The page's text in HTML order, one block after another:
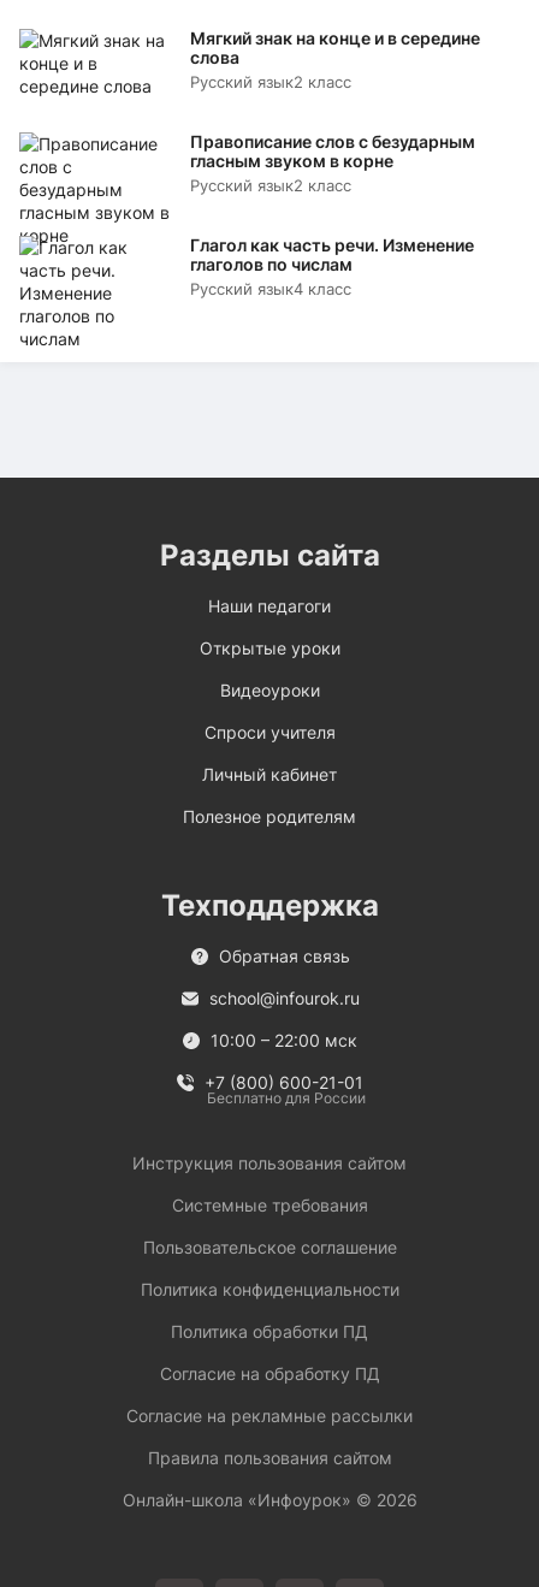
Мягкий знак на конце и в середине
слова
Русский язык2 класс
Правописание слов с безударным
гласным звуком в корне
Русский язык2 класс
Глагол как часть речи. Изменение
глаголов по числам
Русский язык4 класс
Разделы сайта
Наши педагоги
Открытые уроки
Видеоуроки
Спроси учителя
Личный кабинет
Полезное родителям
Техподдержка
Обратная связь
school@infourok.ru
10:00 – 22:00 мск
+7 (800) 600-21-01
Бесплатно для России
Инструкция пользования сайтом
Системные требования
Пользовательское соглашение
Политика конфиденциальности
Политика обработки ПД
Согласие на обработку ПД
Согласие на рекламные рассылки
Правила пользования сайтом
Онлайн-школа «Инфоурок» © 2026